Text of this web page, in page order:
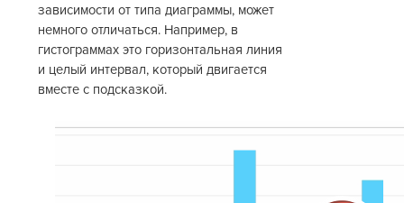
зависимости от типа диаграммы, может
немного отличаться. Например, в
гистограммах это горизонтальная линия
и целый интервал, который двигается
вместе с подсказкой.